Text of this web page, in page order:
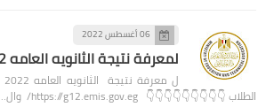
06 أغسطس 2022
لمعرفة نتيجة الثانويه العامه 2022 /شيفاتايمز
الطلاب 👇👇👇👇👇👇👇👇👇 https://g12.emis.gov.eg/ وال…